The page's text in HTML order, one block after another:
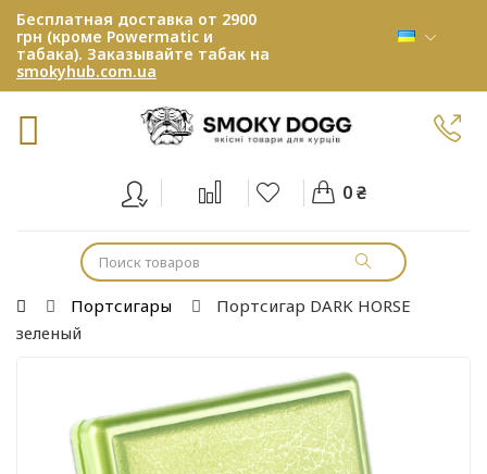
Бесплатная доставка от 2900
грн (кроме Powermatic и
табака). Заказывайте табак на
smokyhub.com.ua
0 ₴
Портсигары
Портсигар DARK HORSE
зеленый